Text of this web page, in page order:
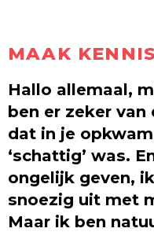
MAAK
Hallo allemaal,
ben er zeker
dat in je
‘schattig’ was.
ongelijk geven,
snoezig uit met
Maar ik ben